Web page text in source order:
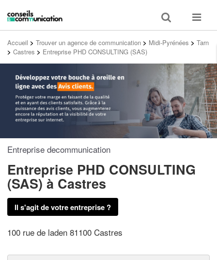
Toggle
search
Toggle
Accueil > Trouver un agence de communication > Midi-Pyrénées > Tarn
> Castres > Entreprise PHD CONSULTING (SAS)
Entreprise decommunication
Entreprise PHD CONSULTING
(SAS)à Castres
Il s'agit de votre entreprise ?
100 rue de laden 81100 Castres